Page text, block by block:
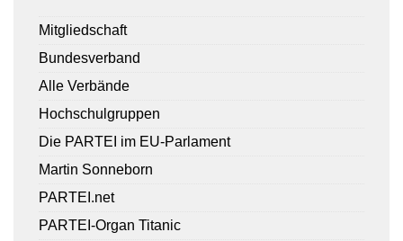
Mitgliedschaft
Bundesverband
Alle Verbände
Hochschulgruppen
Die PARTEI im EU-Parlament
Martin Sonneborn
PARTEI.net
PARTEI-Organ Titanic